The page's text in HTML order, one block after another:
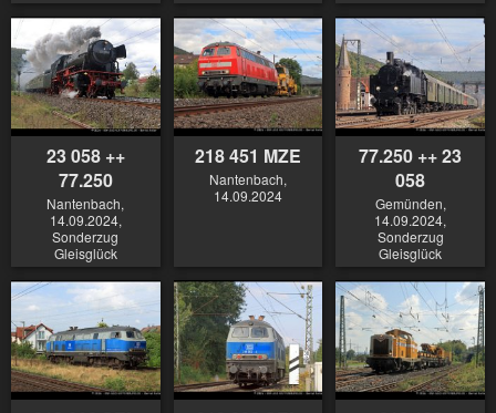
23 058 ++
77.250
Nantenbach,
14.09.2024,
Sonderzug
Gleisglück
218 451 MZE
Nantenbach,
14.09.2024
77.250 ++ 23
058
Gemünden,
14.09.2024,
Sonderzug
Gleisglück